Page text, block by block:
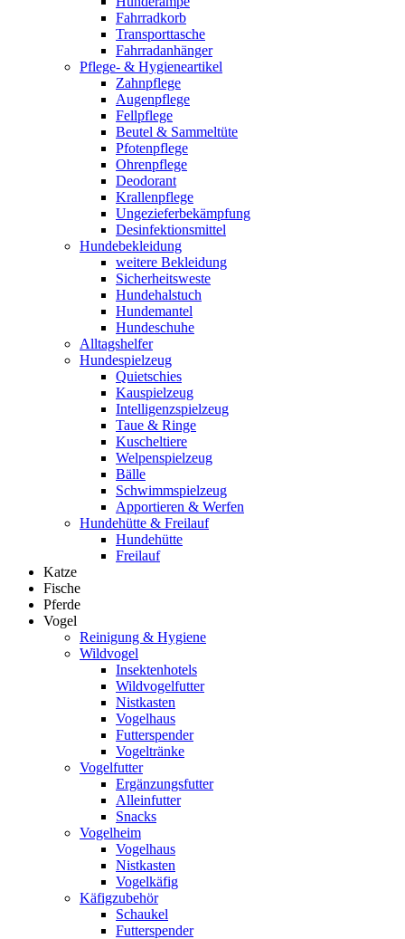
Fahrradkorb
Transporttasche
Fahrradanhänger
Pflege- & Hygieneartikel
Zahnpflege
Augenpflege
Fellpflege
Beutel & Sammeltüte
Pfotenpflege
Ohrenpflege
Deodorant
Krallenpflege
Ungezieferbekämpfung
Desinfektionsmittel
Hundebekleidung
weitere Bekleidung
Sicherheitsweste
Hundehalstuch
Hundemantel
Hundeschuhe
Alltagshelfer
Hundespielzeug
Quietschies
Kauspielzeug
Intelligenzspielzeug
Taue & Ringe
Kuscheltiere
Welpenspielzeug
Bälle
Schwimmspielzeug
Apportieren & Werfen
Hundehütte & Freilauf
Hundehütte
Freilauf
Katze
Fische
Pferde
Vogel
Reinigung & Hygiene
Wildvogel
Insektenhotels
Wildvogelfutter
Nistkasten
Vogelhaus
Futterspender
Vogeltränke
Vogelfutter
Ergänzungsfutter
Alleinfutter
Snacks
Vogelheim
Vogelhaus
Nistkasten
Vogelkäfig
Käfigzubehör
Schaukel
Futterspender